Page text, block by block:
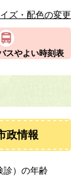
ズ・配色の変更
スやよい時刻表
政情報
診）の年齢